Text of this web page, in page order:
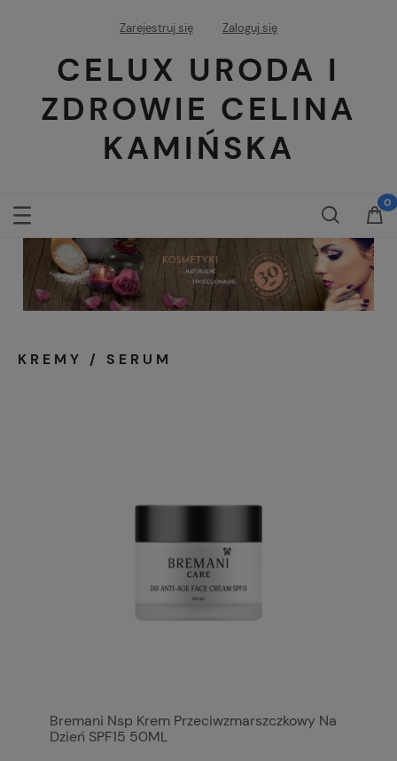
Zarejestruj się Zaloguj się
CELUX URODA I
ZDROWIE CELINA
KAMIŃSKA
KREMY / SERUM
Bremani Nsp Krem Przeciwzmarszczkowy Na
Dzień SPF15 50ML